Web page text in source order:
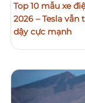
Top 10 mẫu xe
2026 – Tesla
dậy cực mạnh